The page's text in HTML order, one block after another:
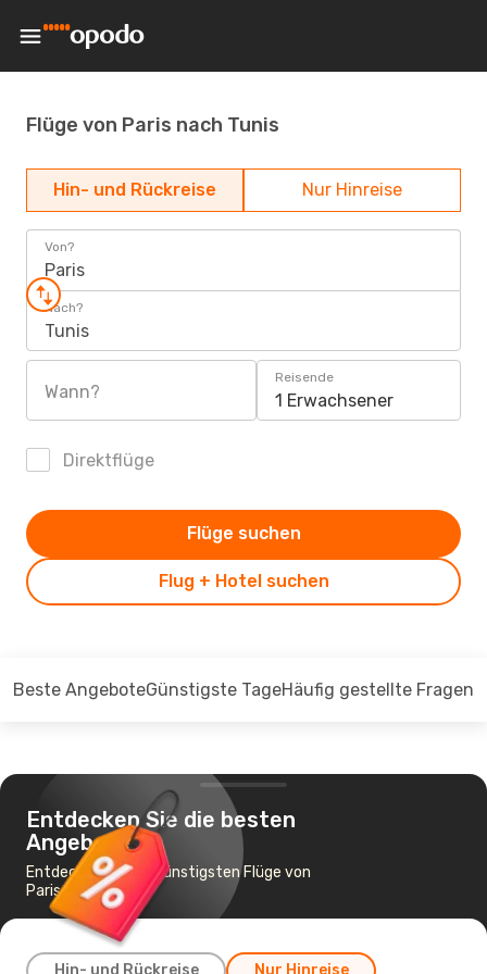
Flüge von Paris nach Tunis
Hin- und Rückreise Nur Hinreise
Von?
Paris
Nach?
Tunis
Wann?
Reisende
1 Erwachsener
Direktflüge
Flug + Hotel suchen
Flüge suchen
Beste AngeboteGünstigste TageHäufig gestellte Fragen
Entdecken Sie die besten
Angebote
Entdecken Sie die günstigsten Flüge von
Paris nach Tunis
Hin- und Rückreise Nur Hinreise